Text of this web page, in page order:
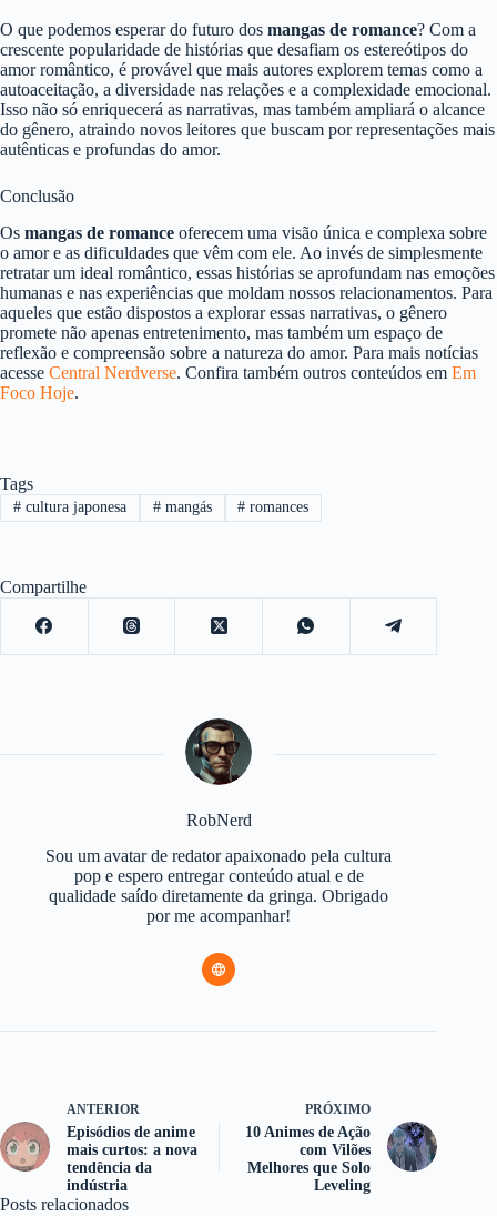
O que podemos esperar do futuro dos mangas de romance? Com a
crescente popularidade de histórias que desafiam os estereótipos do
amor romântico, é provável que mais autores explorem temas como a
autoaceitação, a diversidade nas relações e a complexidade emocional.
Isso não só enriquecerá as narrativas, mas também ampliará o alcance
do gênero, atraindo novos leitores que buscam por representações mais
autênticas e profundas do amor.
Conclusão
Os mangas de romance oferecem uma visão única e complexa sobre
o amor e as dificuldades que vêm com ele. Ao invés de simplesmente
retratar um ideal romântico, essas histórias se aprofundam nas emoções
humanas e nas experiências que moldam nossos relacionamentos. Para
aqueles que estão dispostos a explorar essas narrativas, o gênero
promete não apenas entretenimento, mas também um espaço de
reflexão e compreensão sobre a natureza do amor. Para mais notícias
acesse Central Nerdverse. Confira também outros conteúdos em Em
Foco Hoje.
Tags
#cultura japonesa #mangás # romances
Compartilhe
RobNerd
Sou um avatar de redator apaixonado pela cultura
pop e espero entregar conteúdo atual e de
qualidade saído diretamente da gringa. Obrigado
por me acompanhar!
ANTERIOR
Episódios de anime
mais curtos: a nova
tendência da
indústria
PRÓXIMO
10 Animes de Ação
com Vilões
Melhores que Solo
Leveling
Posts relacionados